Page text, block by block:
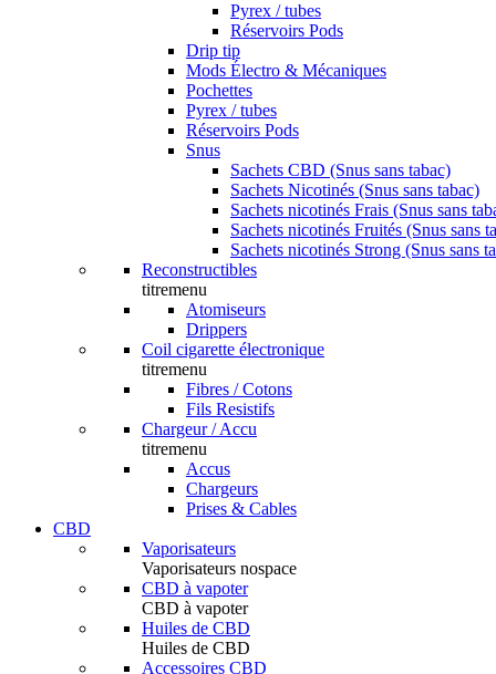
Pyrex / tubes
Réservoirs Pods
Drip tip
Mods Électro & Mécaniques
Pochettes
Pyrex / tubes
Réservoirs Pods
Snus
Sachets CBD (Snus sans tabac)
Sachets Nicotinés (Snus sans tabac)
Sachets nicotinés Frais (Snus sans
Sachets nicotinés Fruités (Snus sans
Sachets nicotinés Strong (Snus sans
Reconstructibles
titremenu
Atomiseurs
Drippers
Coil cigarette électronique
titremenu
Fibres / Cotons
Fils Resistifs
Chargeur / Accu
titremenu
Accus
Chargeurs
Prises & Cables
CBD
Vaporisateurs
Vaporisateurs nospace
CBD à vapoter
CBD à vapoter
Huiles de CBD
Huiles de CBD
Accessoires CBD